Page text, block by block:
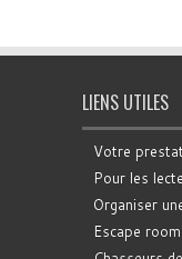
LIENS UTILES
Votre
Pour les
Organiser
Escape